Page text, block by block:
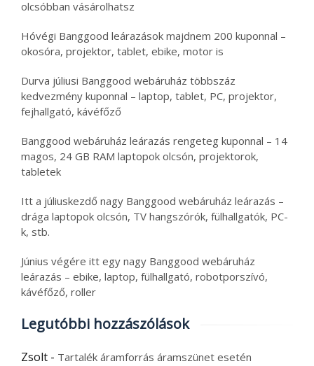
olcsóbban vásárolhatsz
Hóvégi Banggood leárazások majdnem 200 kuponnal –
okosóra, projektor, tablet, ebike, motor is
Durva júliusi Banggood webáruház többszáz
kedvezmény kuponnal – laptop, tablet, PC, projektor,
fejhallgató, kávéfőző
Banggood webáruház leárazás rengeteg kuponnal – 14
magos, 24 GB RAM laptopok olcsón, projektorok,
tabletek
Itt a júliuskezdő nagy Banggood webáruház leárazás –
drága laptopok olcsón, TV hangszórók, fülhallgatók, PC-
k, stb.
Június végére itt egy nagy Banggood webáruház
leárazás – ebike, laptop, fülhallgató, robotporszívó,
kávéfőző, roller
Legutóbbi hozzászólások
Zsolt - Tartalék áramforrás áramszünet esetén